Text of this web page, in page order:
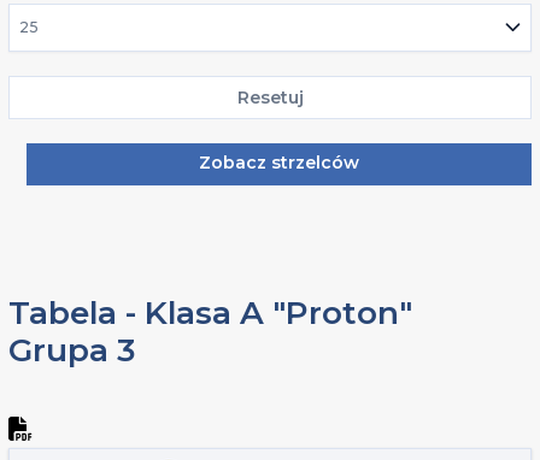
25
Resetuj
Zobacz strzelców
Tabela - Klasa A "Proton"
Grupa 3